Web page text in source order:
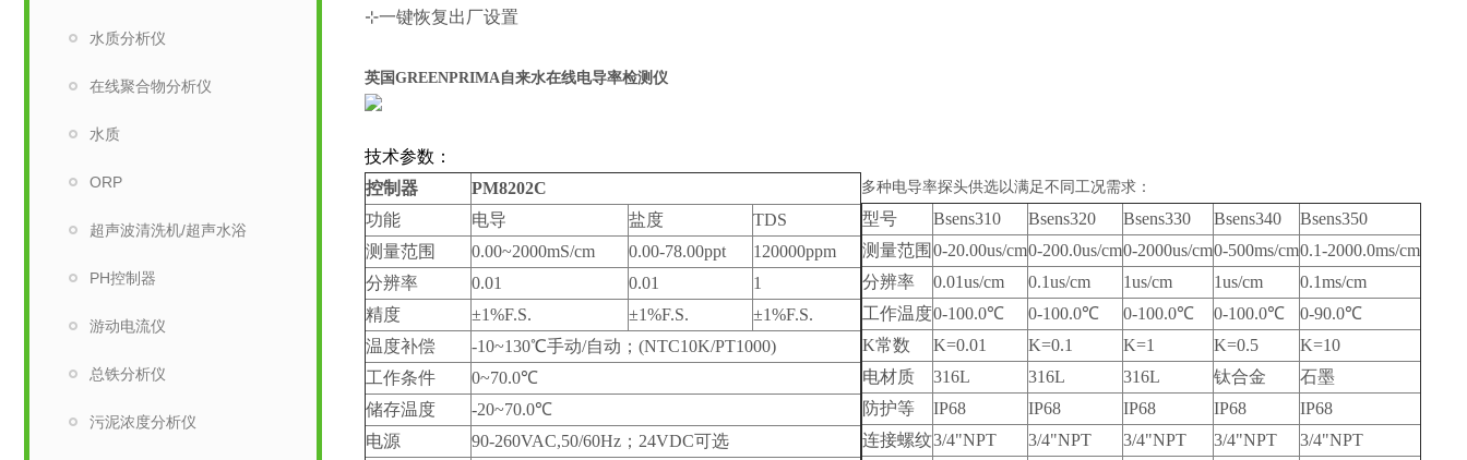
水质分析仪
在线聚合物分析仪
水质
ORP
超声波清洗机/超声水浴
PH控制器
游动电流仪
总铁分析仪
污泥浓度分析仪
⊹一键恢复出厂设置
英国GREENPRIMA自来水在线电导率检测仪
技术参数：
控制器
PM8202C
功能
电导 盐度
TDS
测量范围
0.00~2000mS/cm 0.00-78.00ppt
120000ppm
分辨率
0.01 0.01
1
精度
±1%F.S. ±1%F.S.
±1%F.S.
温度补偿
-10~130℃手动/自动；(NTC10K/PT1000)
工作条件
0~70.0℃
储存温度
-20~70.0℃
电源
90-260VAC,50/60Hz；24VDC可选
多种电导率探头供选以满足不同工况需求：
型号 Bsens310 Bsens320 Bsens330 Bsens340
Bsens350
测量范围 0-20.00us/cm0-200.0us/cm0-2000us/cm0-500ms/cm0.1-2000.0ms/cm
分辨率
0.01us/cm 0.1us/cm 1us/cm 1us/cm
0.1ms/cm
工作温度0-100.0℃ 0-100.0℃ 0-100.0℃ 0-100.0℃
0-90.0℃
K常数
K=0.01 K=0.1 K=1 K=0.5
K=10
电材质
316L 316L 316L 钛合金
石墨
防护等
IP68 IP68 IP68 IP68
IP68
连接螺纹3/4"NPT 3/4"NPT 3/4"NPT 3/4"NPT
3/4"NPT